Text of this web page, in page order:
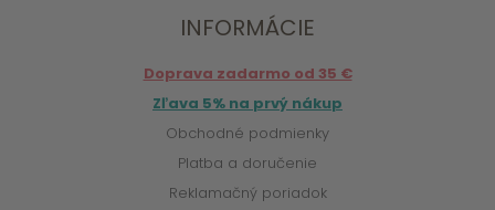
INFORMÁCIE
Doprava zadarmo od 35 €
Zľava 5% na prvý nákup
Obchodné podmienky
Platba a doručenie
Reklamačný poriadok